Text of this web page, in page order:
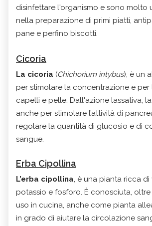
disinfettare l'organismo e sono molto
nella preparazione di primi piatti,
pane e perfino biscotti.
Cicoria
La cicoria (Chichorium intybus), è un
per stimolare la concentrazione e per
capelli e pelle. Dall'azione lassativa,
anche per stimolare l’attività di
regolare la quantità di glucosio e di
sangue.
Erba Cipollina
L’erba cipollina, è una pianta ricca di
potassio e fosforo. È conosciuta,
uso in cucina, anche come pianta
in grado di aiutare la circolazione